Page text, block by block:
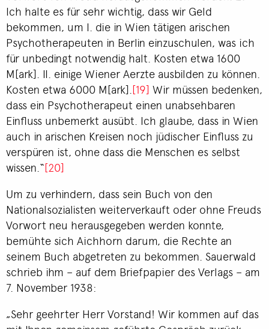
Ich halte es für sehr wichtig, dass wir Geld
bekommen, um I. die in Wien tätigen arischen
Psychotherapeuten in Berlin einzuschulen, was ich
für unbedingt notwendig halt. Kosten etwa 1600
M[ark]. II. einige Wiener Aerzte ausbilden zu können.
Kosten etwa 6000 M[ark]. [19] Wir müssen bedenken,
dass ein Psychotherapeut einen unabsehbaren
Einfluss unbemerkt ausübt. Ich glaube, dass in Wien
auch in arischen Kreisen noch jüdischer Einfluss zu
verspüren ist, ohne dass die Menschen es selbst
wissen.“[20]
Um zu verhindern, dass sein Buch von den
Nationalsozialisten weiterverkauft oder ohne Freuds
Vorwort neu herausgegeben werden konnte,
bemühte sich Aichhorn darum, die Rechte an
seinem Buch abgetreten zu bekommen. Sauerwald
schrieb ihm – auf dem Briefpapier des Verlags – am
7. November 1938:
„Sehr geehrter Herr Vorstand! Wir kommen auf das